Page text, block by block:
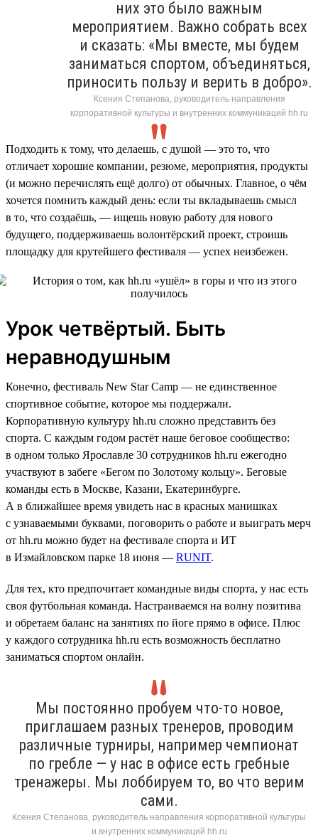
них это было важным
мероприятием. Важно собрать всех
и сказать: «Мы вместе, мы будем
заниматься спортом, объединяться,
приносить пользу и верить в добро».
Ксения Степанова, руководитель направления
корпоративной культуры и внутренних коммуникаций hh.ru
Подходить к тому, что делаешь, с душой — это то, что
отличает хорошие компании, резюме, мероприятия, продукты
(и можно перечислять ещё долго) от обычных. Главное, о чём
хочется помнить каждый день: если ты вкладываешь смысл
в то, что создаёшь, — ищешь новую работу для нового
будущего, поддерживаешь волонтёрский проект, строишь
площадку для крутейшего фестиваля — успех неизбежен.
Урок четвёртый. Быть
неравнодушным
Конечно, фестиваль New Star Camp — не единственное
спортивное событие, которое мы поддержали.
Корпоративную культуру hh.ru сложно представить без
спорта. С каждым годом растёт наше беговое сообщество:
в одном только Ярославле 30 сотрудников hh.ru ежегодно
участвуют в забеге «Бегом по Золотому кольцу». Беговые
команды есть в Москве, Казани, Екатеринбурге.
А в ближайшее время увидеть нас в красных манишках
с узнаваемыми буквами, поговорить о работе и выиграть мерч
от hh.ru можно будет на фестивале спорта и ИТ
в Измайловском парке 18 июня — RUNIT.
Для тех, кто предпочитает командные виды спорта, у нас есть
своя футбольная команда. Настраиваемся на волну позитива
и обретаем баланс на занятиях по йоге прямо в офисе. Плюс
у каждого сотрудника hh.ru есть возможность бесплатно
заниматься спортом онлайн.
Мы постоянно пробуем что-то новое,
приглашаем разных тренеров, проводим
различные турниры, например чемпионат
по гребле — у нас в офисе есть гребные
тренажеры. Мы лоббируем то, во что верим
сами.
Ксения Степанова, руководитель направления корпоративной культуры
и внутренних коммуникаций hh.ru